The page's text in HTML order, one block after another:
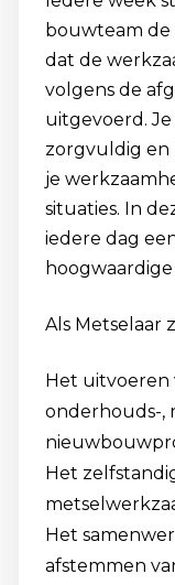
bouwteam de
dat de
volgens de
uitgevoerd.
zorgvuldig
je
situaties. In
iedere dag
Als Metselaar
Het uitvoeren
onderhouds-,
Het
Het
afstemmen